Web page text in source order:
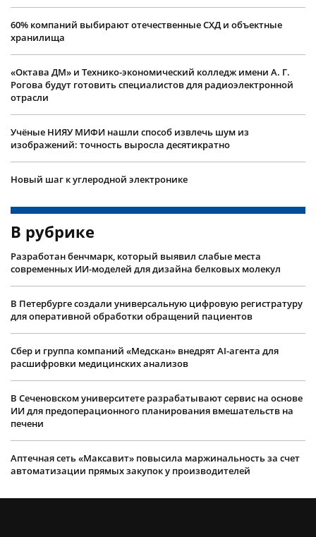
60% компаний выбирают отечественные СХД и объектные
хранилища
«Октава ДМ» и Технико-экономический колледж имени А. Г.
Рогова будут готовить специалистов для радиоэлектронной
отрасли
Учëные НИЯУ МИФИ нашли способ извлечь шум из
изображений: точность выросла десятикратно
Новый шаг к углеродной электронике
В рубрике
Разработан бенчмарк, который выявил слабые места
современных ИИ-моделей для дизайна белковых молекул
В Петербурге создали универсальную цифровую регистратуру
для оперативной обработки обращений пациентов
Сбер и группа компаний «Медскан» внедрят AI-агента для
расшифровки медицинских анализов
В Сеченовском университете разрабатывают сервис на основе
ИИ для предоперационного планирования вмешательств на
печени
Аптечная сеть «Максавит» повысила маржинальность за счет
автоматизации прямых закупок у производителей